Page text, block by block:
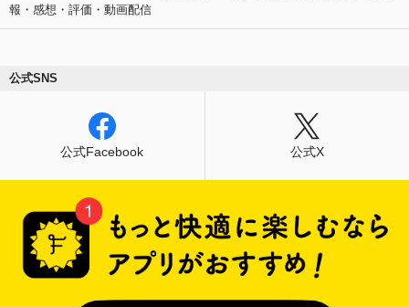
報・感想・評価・動画配信
公式SNS
公式Facebook 公式X